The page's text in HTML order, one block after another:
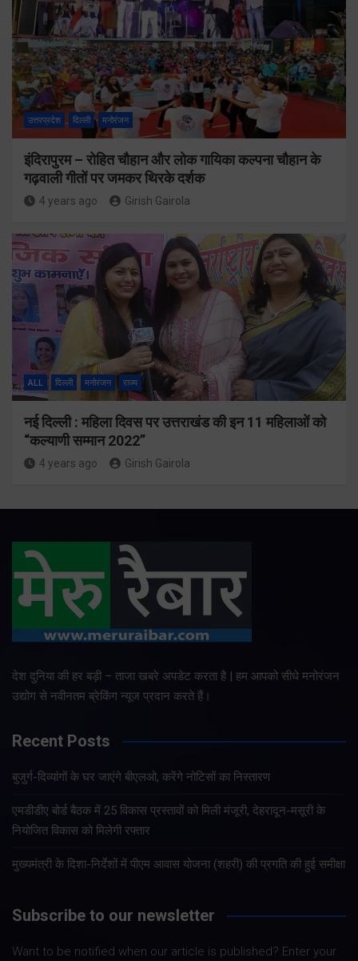
उत्तरप्रदेश दिल्ली मनोरंजन
इंदिरापुरम – रोहित चौहान और लोक गायिका कल्पना चौहान के
गढ़वाली गीतों पर जमकर थिरके दर्शक
4 years ago Girish Gairola
ALL दिल्ली मनोरंजन राज्य
नई दिल्ली : महिला दिवस पर उत्तराखंड की इन 11 महिलाओं को
“कल्याणी सम्मान 2022”
4 years ago Girish Gairola
देश दुनिया की हर बड़ी – ताजा खबरे अपडेट करता है | हम आपको सीधे मनोरंजन
उद्योग से नवीनतम ब्रेकिंग न्यूज प्रदान करते हैं।
Recent Posts
बुजुर्ग-दिव्यांगों के घर जाएंगे बीएलओ, करेंगे नोटिसों का निस्तारण
एमडीडीए बोर्ड बैठक में 25 विकास प्रस्तावों को मिली मंजूरी, देहरादून-मसूरी के
नियोजित विकास को मिलेगी रफ्तार
मुख्यमंत्री के दिशा-निर्देशों में पीएम आवास योजना (शहरी) की प्रगति की हुई समीक्षा
Subscribe to our newsletter
Want to be notified when our article is published? Enter your